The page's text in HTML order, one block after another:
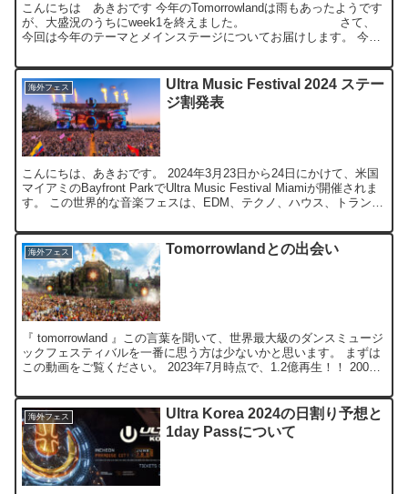
こんにちは あきおです 今年のTomorrowlandは雨もあったようです
が、大盛況のうちにweek1を終えました。 さて、
今回は今年のテーマとメインステージについてお届けします。 今年
海外フェス
Ultra Music Festival 2024 ステー
ジ割発表
こんにちは、あきおです。 2024年3月23日から24日にかけて、米国
マイアミのBayfront ParkでUltra Music Festival Miamiが開催されま
す。 この世界的な音楽フェスは、EDM、テクノ、ハウス、トランス
海外フェス Tomorrowlandとの出会い
『 tomorrowland 』この言葉を聞いて、世界最大級のダンスミュージ
ックフェスティバルを一番に思う方は少ないかと思います。 まずは
この動画をご覧ください。 2023年7月時点で、1.2億再生！！ 2005
海外フェス
Ultra Korea 2024の日割り予想と
1day Passについて